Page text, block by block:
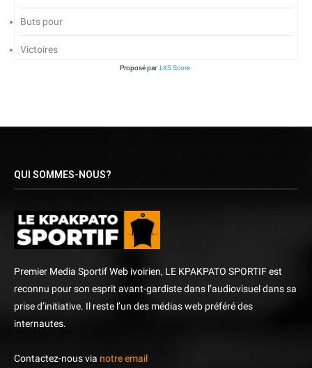
Buts pour
Victoires
Proposé par LKS Score
QUI SOMMES-NOUS?
Premier Media Sportif Web ivoirien, LE KPAKPATO SPORTIF est
reconnu pour son esprit avant-gardiste dans l’audiovisuel dans sa
prise d’initiative. Il reste l’un des médias web préféré des
internautes.
Contactez-nous via notre email